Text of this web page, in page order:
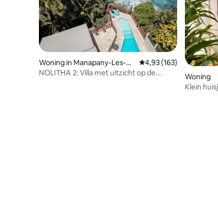
Woning in Manapany-Les-Ba
ins
Gemiddelde
4,93 (163)
NOLITHA 2: Villa met uitzicht op de
Woning
Klein